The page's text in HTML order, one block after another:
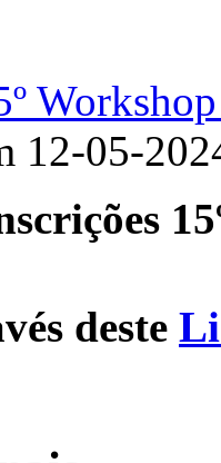
12-05-
deste